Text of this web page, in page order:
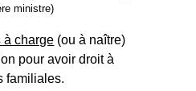
ministre)
à charge (ou à naître)
pour avoir droit à
familiales.